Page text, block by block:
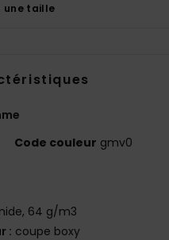
une taille
Code couleur gmv0
64 g/m3
: coupe boxy